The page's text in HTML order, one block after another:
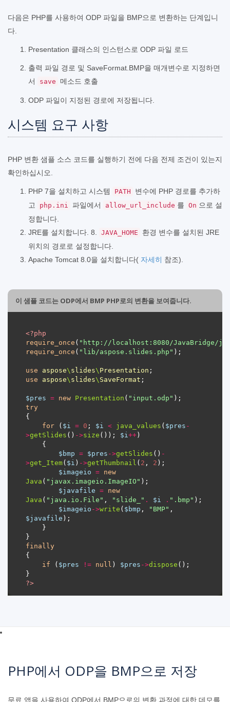
다음은 PHP를 사용하여 ODP 파일을 BMP으로 변환하는 단계입니
다.
Presentation 클래스의 인스턴스로 ODP 파일 로드
출력 파일 경로 및 SaveFormat.BMP을 매개변수로 지정하면
서
save 메소드 호출
ODP 파일이 지정된 경로에 저장됩니다.
시스템 요구 사항
PHP 변환 샘플 소스 코드를 실행하기 전에 다음 전제 조건이 있는지
확인하십시오.
PHP 7을 설치하고 시스템 PATH
변수에 PHP 경로를 추가하
고
php.ini 파일에서 allow_url_include 를 On 으로 설
정합니다.
JRE를 설치합니다. 8.
JAVA_HOME
환경 변수를 설치된 JRE
위치의 경로로 설정합니다.
Apache Tomcat 8.0을 설치합니다( 자세히 참조).
이 샘플 코드는 ODP에서 BMP PHP로의 변환을 보여줍니다.
<?php
require_once ( "http://localhost:8080/JavaBridge/
require_once ( "lib/aspose.slides.php"
use aspose\ slides\ Presentation
use
aspose\ slides\ SaveFormat
$pres = new Presentation ( "input.odp"
try
for ( $i = 0 ; $i < java_values ( $pres -
>getSlides () ->size ()); $i ++
$bmp = $pres ->getSlides () -
>get_Item( $i ) ->getThumbnail ( 2 , 2
$imageio = new
Java ( "javax.imageio.ImageIO"
$javafile = new
Java ( "java.io.File" , "slide_" . $i . ".bmp"
$imageio ->write ( $bmp , "BMP"
$javafile
finally
if ( $pres != null ) $pres ->dispose
?>
PHP에서 ODP을 BMP으로 저장
무료 앱을 사용하여 ODP에서 BMP으로의 변환 과정에 대한 데모를